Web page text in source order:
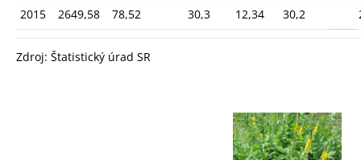
2015
2649,58 78,52 30,3 12,34 30,2
Zdroj: Štatistický úrad SR